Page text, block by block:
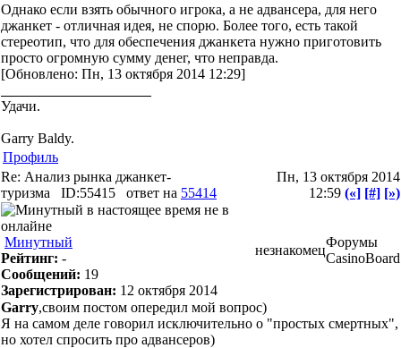
Однако если взять обычного игрока, а не адвансера, для него
джанкет - отличная идея, не спорю. Более того, есть такой
стереотип, что для обеспечения джанкета нужно приготовить
просто огромную сумму денег, что неправда.
[Обновлено: Пн, 13 октября 2014 12:29]
Удачи.
Garry Baldy.
Профиль
Re: Анализ рынка джанкет-
туризма
ID:55415 ответ на 55414
Пн, 13 октября 2014
12:59 («] [#] [»)
Минутный
Рейтинг: -
Сообщений: 19
Зарегистрирован: 12 октября 2014
незнакомец
Форумы
CasinoBoard
Garry,своим постом опередил мой вопрос)
Я на самом деле говорил исключительно о "простых смертных",
но хотел спросить про адвансеров)